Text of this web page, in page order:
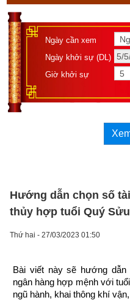
Ngày cần xem
Ngày khởi sự (DL)
Giờ khởi sự
Hướng dẫn chọn số
thủy hợp tuổi Quý
Thứ hai - 27/03/2023 01:50
Bài viết này sẽ hướng
ngân hàng hợp mệnh với
ngũ hành, khai thông khí